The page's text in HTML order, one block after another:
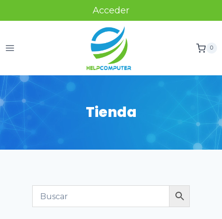
Acceder
0
Tienda